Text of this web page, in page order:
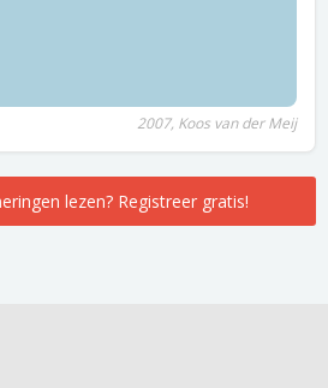
2007, Koos van der Meij
lezen? Registreer gratis!